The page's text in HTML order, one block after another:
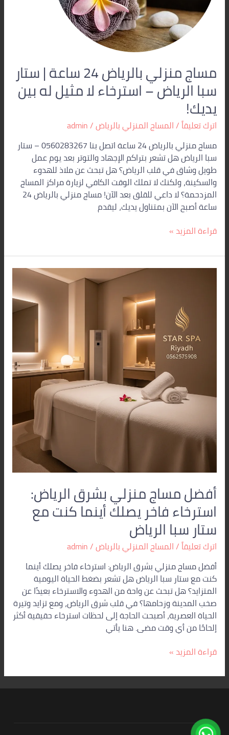
مساج منزلي بالرياض 24 ساعة | ستار
سبا الرياض – استرخاء لا مثيل له بين
يديك!
اترك تعليقاً/المساج المنزلي بالرياض/
admin
مساج منزلي بالرياض 24 ساعة اتصل بنا 0560283267 – ستار
سبا الرياض هل تشعر بتراكم الإجهاد والتوتر بعد يوم عمل
طويل وشاق في قلب الرياض؟ هل تبحث عن ملاذ للهدوء
والسكينة، ولكنك لا تملك الوقت الكافي لزيارة مراكز المساج
المزدحمة؟ لا داعي للقلق بعد الآن! مساج منزلي بالرياض 24
ساعة أصبح الآن بمتناول يديك، ليقدم
استرخاء
يديك!
قراءة المزيد »
أفضل مساج منزلي بشرق الرياض:
استرخاء فاخر يصلك أينما كنت مع
ستار سبا الرياض
اترك تعليقاً/المساج المنزلي بالرياض/
admin
أفضل مساج منزلي بشرق الرياض: استرخاء فاخر يصلك أينما
كنت مع ستار سبا الرياض هل تشعر بضغط الحياة اليومية
المتزايد؟ هل تبحث عن واحة من الهدوء والاسترخاء بعيدًا عن
صخب المدينة وزحامها؟ في قلب شرق الرياض، ومع تزايد وتيرة
الحياة العصرية، أصبحت الحاجة إلى لحظات استرخاء حقيقية أكثر
إلحاحًا من أي وقت مضى. هنا يأتي
استرخاء
مع
الرياض
قراءة المزيد »